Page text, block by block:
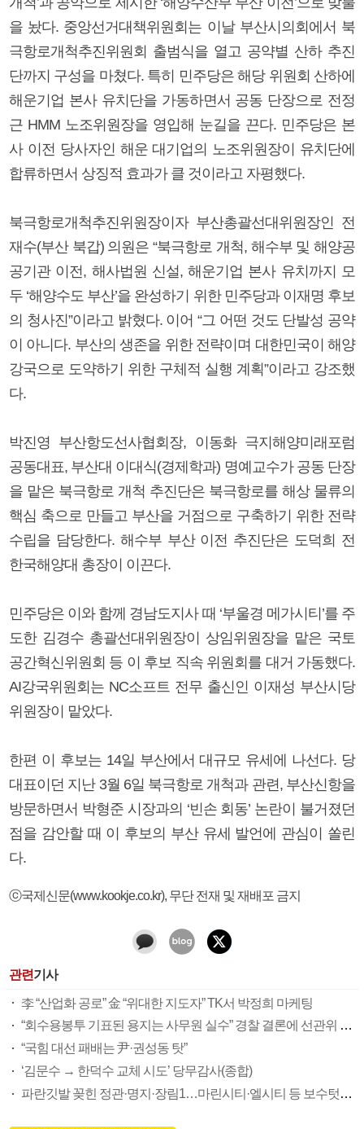
을 놨다. 중앙선거대책위원회는 이날 부산시의회에서 북
극항로개척추진위원회 출범식을 열고 공약별 산하 추진
단까지 구성을 마쳤다. 특히 민주당은 해당 위원회 산하에
해운기업 본사 유치단을 가동하면서 공동 단장으로 전정
근 HMM 노조위원장을 영입해 눈길을 끈다. 민주당은 본
사 이전 당사자인 해운 대기업의 노조위원장이 유치단에
합류하면서 상징적 효과가 클 것이라고 자평했다.
북극항로개척추진위원장이자 부산총괄선대위원장인 전
재수(부산 북갑) 의원은 “북극항로 개척, 해수부 및 해양공
공기관 이전, 해사법원 신설, 해운기업 본사 유치까지 모
두 ‘해양수도 부산’을 완성하기 위한 민주당과 이재명 후보
의 청사진”이라고 밝혔다. 이어 “그 어떤 것도 단발성 공약
이 아니다. 부산의 생존을 위한 전략이며 대한민국이 해양
강국으로 도약하기 위한 구체적 실행 계획”이라고 강조했
다.
박진영 부산항도선사협회장, 이동화 극지해양미래포럼
공동대표, 부산대 이대식(경제학과) 명예교수가 공동 단장
을 맡은 북극항로 개척 추진단은 북극항로를 해상 물류의
핵심 축으로 만들고 부산을 거점으로 구축하기 위한 전략
수립을 담당한다. 해수부 부산 이전 추진단은 도덕희 전
한국해양대 총장이 이끈다.
민주당은 이와 함께 경남도지사 때 ‘부울경 메가시티’를 주
도한 김경수 총괄선대위원장이 상임위원장을 맡은 국토
공간혁신위원회 등 이 후보 직속 위원회를 대거 가동했다.
AI강국위원회는 NC소프트 전무 출신인 이재성 부산시당
위원장이 맡았다.
한편 이 후보는 14일 부산에서 대규모 유세에 나선다. 당
대표이던 지난 3월 6일 북극항로 개척과 관련, 부산신항을
방문하면서 박형준 시장과의 ‘빈손 회동’ 논란이 불거졌던
점을 감안할 때 이 후보의 부산 유세 발언에 관심이 쏠린
다.
ⓒ국제신문(www.kookje.co.kr), 무단 전재 및 재배포 금지
관련기사
李 “산업화 공로” 金 “위대한 지도자” TK서 박정희 마케팅
“회수용봉투 기표된 용지는 사무원 실수” 경찰 결론에 선관위 부실 투표관리 도마(종합)
“국힘 대선 패배는 尹·권성동 탓”
‘김문수 → 한덕수 교체 시도’ 당무감사(종합)
파란깃발 꽂힌 정관·명지·장림1…마린시티·엘시티 등 보수텃밭도 미세변화 감지